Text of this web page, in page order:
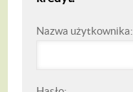
Nazwa użytkownika: